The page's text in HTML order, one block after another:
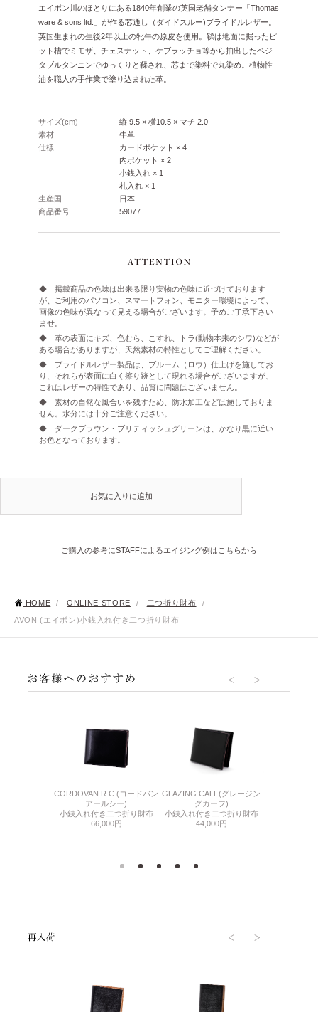
エイボン川のほとりにある1840年創業の英国老舗タンナー「Thomas
ware & sons ltd.」が作る芯通し（ダイドスルー)ブライドルレザー。
英国生まれの生後2年以上の牝牛の原皮を使用。鞣は地面に掘ったピ
ット槽でミモザ、チェスナット、ケブラッチョ等から抽出したベジ
タブルタンニンでゆっくりと鞣され、芯まで染料で丸染め。植物性
油を職人の手作業で塗り込まれた革。
サイズ(cm)
縦 9.5 × 横10.5 × マチ 2.0
素材
牛革
仕様
カードポケット × 4
内ポケット × 2
小銭入れ × 1
札入れ × 1
生産国
日本
商品番号
59077
◆ 掲載商品の色味は出来る限り実物の色味に近づけております
が、ご利用のパソコン、スマートフォン、モニター環境によって、
画像の色味が異なって見える場合がございます。予めご了承下さい
ませ。
◆ 革の表面にキズ、色むら、こすれ、トラ(動物本来のシワ)などが
ある場合がありますが、天然素材の特性としてご理解ください。
◆ ブライドルレザー製品は、ブルーム（ロウ）仕上げを施してお
り、それらが表面に白く擦り跡として現れる場合がございますが、
これはレザーの特性であり、品質に問題はございません。
◆ 素材の自然な風合いを残すため、防水加工などは施しておりま
せん。水分には十分ご注意ください。
◆ ダークブラウン・ブリティッシュグリーンは、かなり黒に近い
お色となっております。
お気に入りに追加
ご購入の参考にSTAFFによるエイジング例はこちらから
HOME / ONLINE STORE / 二つ折り財布
/
AVON (エイボン)小銭入れ付き二つ折り財布
CORDOVAN R.C.(コードバン
アールシー)
小銭入れ付き二つ折り財布
66,000円
GLAZING CALF(グレージン
グカーフ)
小銭入れ付き二つ折り財布
44,000円